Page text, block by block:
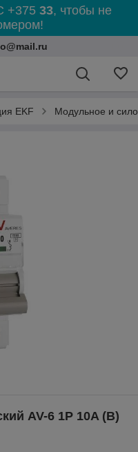
+375 33, чтобы не
EKF Модульное и
AV-6 1P 10A (B)